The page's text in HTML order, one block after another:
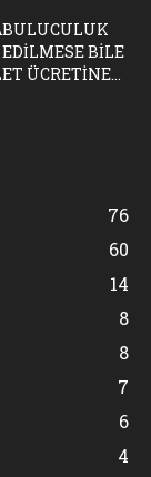
BİLE
ÜCRETİNE...
76
60
14
8
8
7
6
4